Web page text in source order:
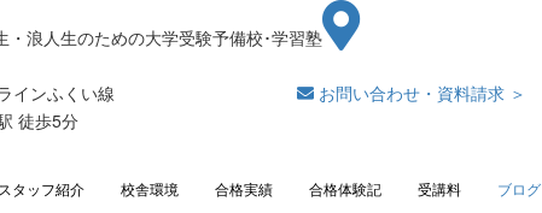
浪人生のための大学受験予備校･学習塾
インふくい線
徒歩5分
お問い合わせ・資料請求 ＞
スタッフ紹介 校舎環境 合格実績 合格体験記 受講料 ブログ